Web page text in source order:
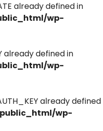
already defined in
wp-
already defined in
wp-
already defined
wp-